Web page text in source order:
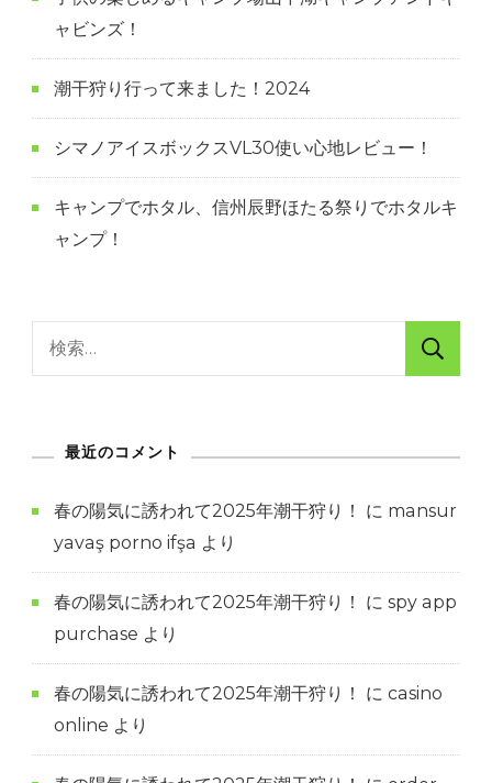
ジ
送
り
ャビンズ！
潮干狩り行って来ました！2024
シマノアイスボックスVL30使い心地レビュー！
キャンプでホタル、信州辰野ほたる祭りでホタルキ
ャンプ！
最近のコメント
春の陽気に誘われて2025年潮干狩り！ に mansur
yavaş porno ifşa より
春の陽気に誘われて2025年潮干狩り！ に spy app
purchase より
春の陽気に誘われて2025年潮干狩り！ に casino
online より